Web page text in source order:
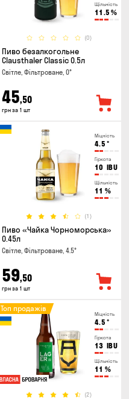
Щільність
11.5 %
(0)
Пиво безалкогольне
Clausthaler Classic 0.5л
Світле, Фільтроване, 0°
45,50
грн за 1 шт
Міцність
4.5 °
Гіркота
10 IBU
Щільність
11 %
(1)
Пиво «Чайка Чорноморська»
0.45л
Світле, Фільтроване, 4.5°
59,50
грн за 1 шт
Міцність
4.5 °
Гіркота
13 IBU
Щільність
11 %
(2)
Топ продажів